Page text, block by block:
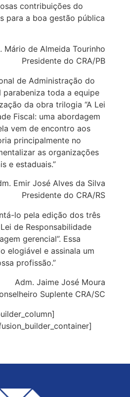
contribuições do
para a boa gestão pública
Mário de Almeida Tourinho
Presidente do CRA/PB
de Administração do
parabeniza toda a equipe
da obra trilogia “A Lei
Fiscal: uma abordagem
vem de encontro aos
principalmente no
as organizações
e estaduais.”
Emir José Alves da Silva
Presidente do CRA/RS
lo pela edição dos três
de Responsabilidade
gerencial”. Essa
elogiável e assinala um
profissão.”
Adm. Jaime José Moura
Suplente CRA/SC